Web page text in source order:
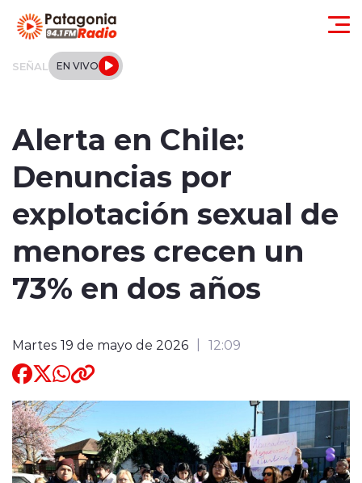
SEÑAL EN VIVO
Tendencias
Internacional
Entrevistas
Alerta en Chile:
Denuncias por
explotación sexual de
menores crecen un
73% en dos años
Martes 19 de mayo de 2026 12:09